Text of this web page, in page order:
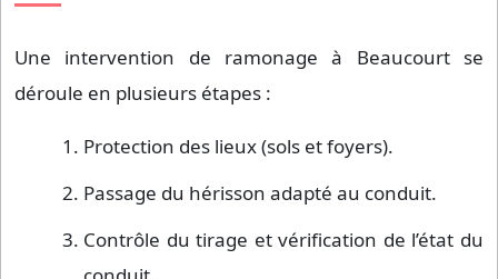
Une intervention de ramonage à Beaucourt se
déroule en plusieurs étapes :
Protection des lieux (sols et foyers).
Passage du hérisson adapté au conduit.
Contrôle du tirage et vérification de l’état du